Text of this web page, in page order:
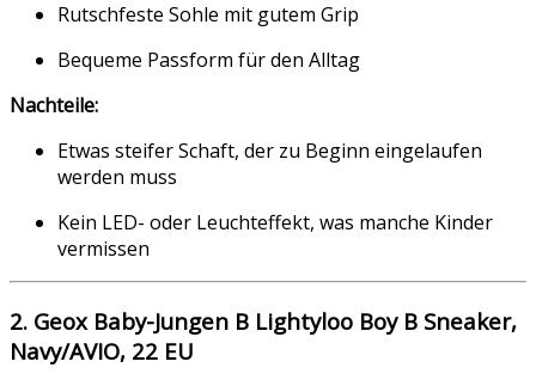
Rutschfeste Sohle mit gutem Grip
Bequeme Passform für den Alltag
Nachteile:
Etwas steifer Schaft, der zu Beginn eingelaufen
werden muss
Kein LED- oder Leuchteffekt, was manche Kinder
vermissen
2. Geox Baby-Jungen B Lightyloo Boy B Sneaker,
Navy/AVIO, 22 EU